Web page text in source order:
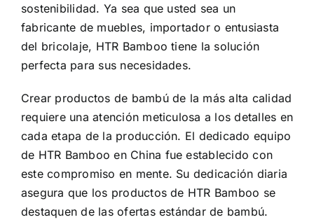
sostenibilidad. Ya sea que usted sea un
fabricante de muebles, importador o entusiasta
del bricolaje, HTR Bamboo tiene la solución
perfecta para sus necesidades.
Crear productos de bambú de la más alta calidad
requiere una atención meticulosa a los detalles en
cada etapa de la producción. El dedicado equipo
de HTR Bamboo en China fue establecido con
este compromiso en mente. Su dedicación diaria
asegura que los productos de HTR Bamboo se
destaquen de las ofertas estándar de bambú.